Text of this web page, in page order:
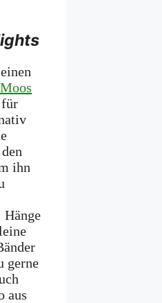
Moos
für
ihn
Hänge
gerne
aus